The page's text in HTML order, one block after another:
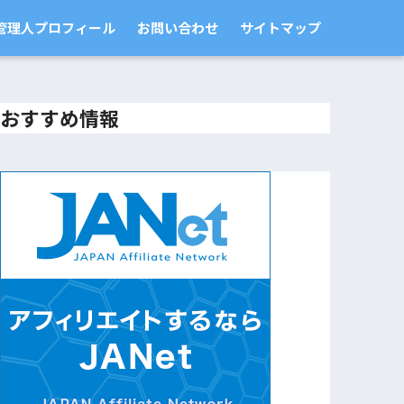
理人プロフィール お問い合わせ サイトマップ
おすすめ情報